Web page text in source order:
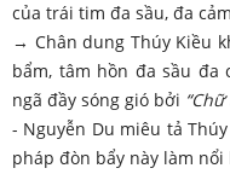
của trái tim đa sầu, đa
→ Chân dung Thúy Kiều
bẩm, tâm hồn đa sầu đa
ngã đầy sóng gió bởi
- Nguyễn Du miêu tả
pháp đòn bẩy này làm